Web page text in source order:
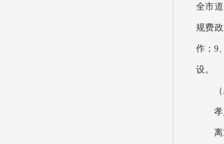
全市
规费
作；9
设。
（二
孝义
离退